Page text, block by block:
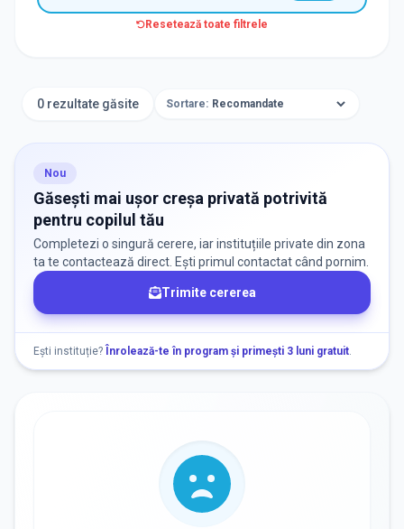
Resetează toate filtrele
Nu există informații despre locuri libere
0 rezultate găsite Sortare:
Nou
Găsești mai ușor creșa privată potrivită
pentru copilul tău
Completezi o singură cerere, iar instituțiile private din zona
ta te contactează direct. Ești primul contactat când pornim.
Trimite cererea
Ești instituție? Înrolează-te în program și primești 3 luni gratuit.